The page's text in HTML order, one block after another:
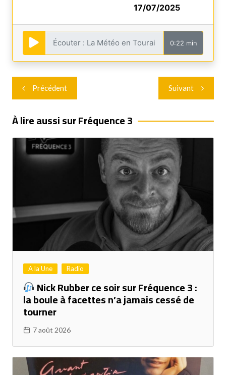
17/07/2025
0:22 min
Navigation
de
l’article
Précédent Suivant
À lire aussi sur Fréquence 3
A la Une Radio
Nick Rubber ce soir sur Fréquence 3 :
la boule à facettes n’a jamais cessé de
tourner
7 août 2026